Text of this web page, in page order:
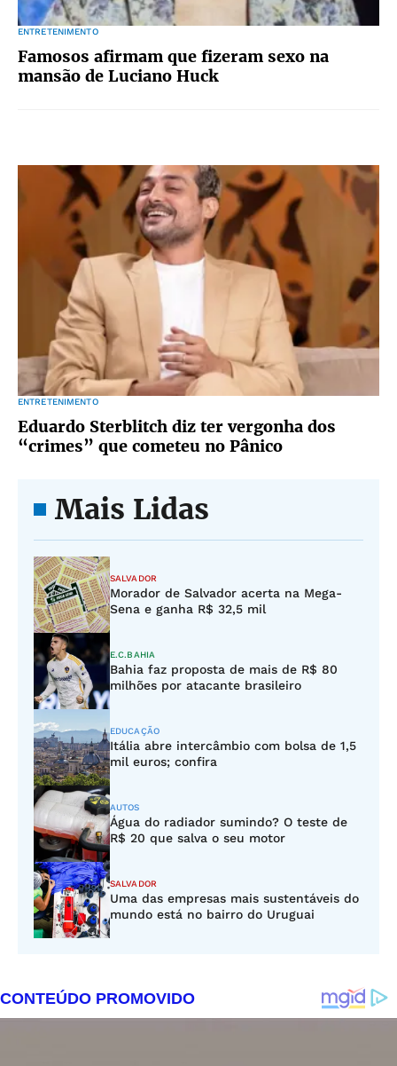
ENTRETENIMENTO
Famosos afirmam que fizeram sexo na
mansão de Luciano Huck
ENTRETENIMENTO
Eduardo Sterblitch diz ter vergonha dos
“crimes” que cometeu no Pânico
Mais Lidas
SALVADOR
Morador de Salvador acerta na Mega-
Sena e ganha R$ 32,5 mil
E.C.BAHIA
Bahia faz proposta de mais de R$ 80
milhões por atacante brasileiro
EDUCAÇÃO
Itália abre intercâmbio com bolsa de 1,5
mil euros; confira
AUTOS
Água do radiador sumindo? O teste de
R$ 20 que salva o seu motor
SALVADOR
Uma das empresas mais sustentáveis do
mundo está no bairro do Uruguai